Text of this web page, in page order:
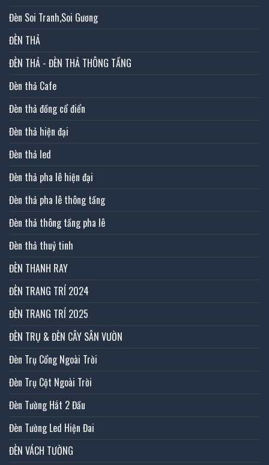
Đèn Soi Tranh,Soi Gương
ĐÈN THẢ
ĐÈN THẢ - ĐÈN THẢ THÔNG TẦNG
Đèn thả Cafe
Đèn thả đồng cổ điển
Đèn thả hiện đại
Đèn thả led
Đèn thả pha lê hiện đại
Đèn thả pha lê thông tầng
Đèn thả thông tầng pha lê
Đèn thả thuỷ tinh
ĐÈN THANH RAY
ĐÈN TRANG TRÍ 2024
ĐÈN TRANG TRÍ 2025
ĐÈN TRỤ & ĐÈN CÂY SÂN VƯỜN
Đèn Trụ Cổng Ngoài Trời
Đèn Trụ Cột Ngoài Trời
Đèn Tường Hắt 2 Đầu
Đèn Tường Led Hiện Đai
ĐÈN VÁCH TƯỜNG